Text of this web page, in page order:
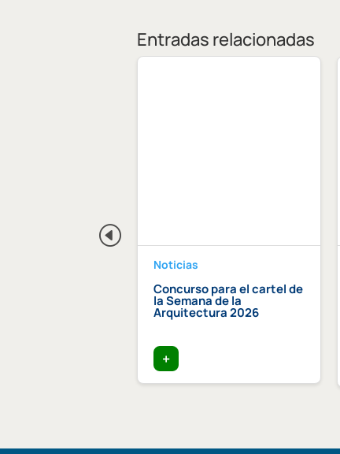
Entradas relacionadas
Noticias
Concurso para el cartel de
la Semana de la
Arquitectura 2026
+